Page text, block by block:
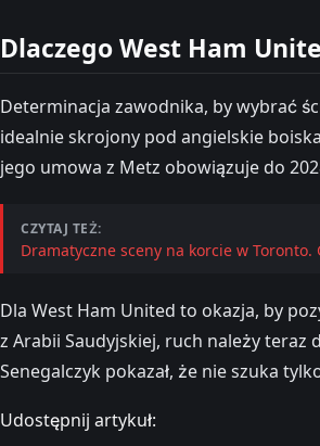
Dlaczego West Ham
Determinacja zawodnika, by wybrać
idealnie skrojony pod angielskie
jego umowa z Metz obowiązuje do
CZYTAJ TEŻ:
Dramatyczne sceny na korcie w
Dla West Ham United to okazja, by
z Arabii Saudyjskiej, ruch należy teraz
Senegalczyk pokazał, że nie szuka
Udostępnij artykuł: